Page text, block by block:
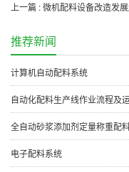
上一篇 : 微机配料设备改造发
推荐新闻
计算机自动配料系统
自动化配料生产线作业流程及
全自动砂浆添加剂定量称重配
电子配料系统